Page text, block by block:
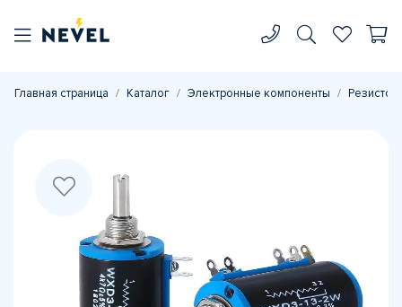
Главная страница Каталог Электронные компоненты